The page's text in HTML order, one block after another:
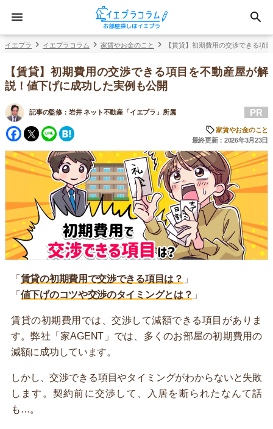
イエプラ イエプラコラム 家賃やお金のこと 【賃貸】初期費用の交渉できる項
【賃貸】初期費用の交渉できる項目を不動産屋が解
説！値下げに成功した実例も公開
記事の監修： 岩井 ネット不動産「イエプラ」所属
Facebook
Twitter
Line
PR
家賃やお金のこと
最終更新：2026年3月23日
「 賃貸の初期費用で交渉できる項目は？ 」
「 値下げのコツや交渉のタイミングとは？ 」
賃貸の初期費用では、交渉して減額できる項目がありま
す。弊社「家AGENT」では、多くのお部屋の初期費用の
減額に成功しています。
しかし、交渉できる項目やタイミングがわからないと失敗
します。契約前に交渉して、入居を断られたなんて話
も…。